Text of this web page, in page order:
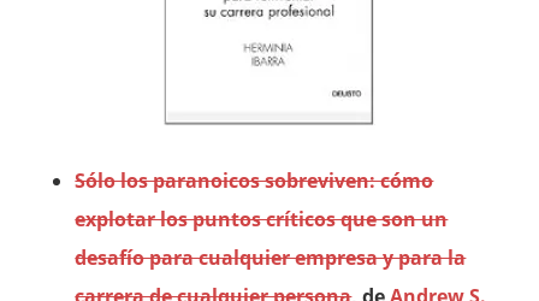
Sólo los paranoicos sobreviven: cómo
explotar los puntos críticos que son un
desafío para cualquier empresa y para la